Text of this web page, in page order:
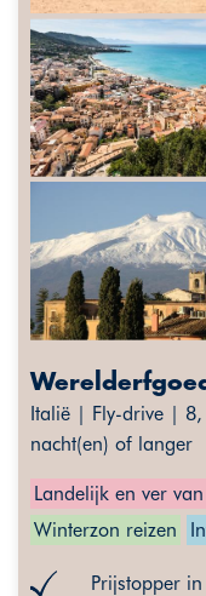
Italië | Fly-drive |
nacht(en) of langer
Landelijk en ver
Winterzon reizen
Prijstopper